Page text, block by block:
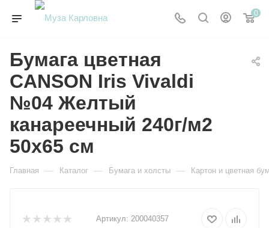
0
Бумага цветная
CANSON Iris Vivaldi
№04 Желтый
канареечный 240г/м2
50х65 см
Главная — Каталог — Бумага и холсты — Картон и цветная
Артикул: 200040357